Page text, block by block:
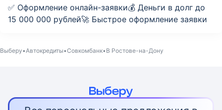
✅ Оформление онлайн-заявки💰 Деньги в долг до
15 000 000 рублей🚀 Быстрое оформление заявки
Выберу Автокредиты Совкомбанк В Ростове-на-Дону